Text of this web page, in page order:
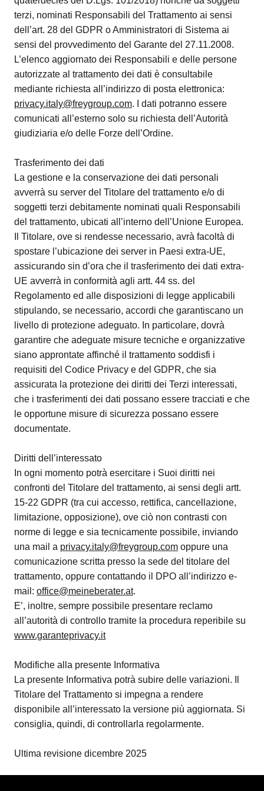
terzi, nominati Responsabili del Trattamento ai sensi
dell’art. 28 del GDPR o Amministratori di Sistema ai
sensi del provvedimento del Garante del 27.11.2008.
L’elenco aggiornato dei Responsabili e delle persone
autorizzate al trattamento dei dati è consultabile
mediante richiesta all’indirizzo di posta elettronica:
privacy.italy@freygroup.com. I dati potranno essere
comunicati all’esterno solo su richiesta dell’Autorità
giudiziaria e/o delle Forze dell’Ordine.
Trasferimento dei dati
La gestione e la conservazione dei dati personali
avverrà su server del Titolare del trattamento e/o di
soggetti terzi debitamente nominati quali Responsabili
del trattamento, ubicati all’interno dell’Unione Europea.
Il Titolare, ove si rendesse necessario, avrà facoltà di
spostare l’ubicazione dei server in Paesi extra-UE,
assicurando sin d’ora che il trasferimento dei dati extra-
UE avverrà in conformità agli artt. 44 ss. del
Regolamento ed alle disposizioni di legge applicabili
stipulando, se necessario, accordi che garantiscano un
livello di protezione adeguato. In particolare, dovrà
garantire che adeguate misure tecniche e organizzative
siano approntate affinché il trattamento soddisfi i
requisiti del Codice Privacy e del GDPR, che sia
assicurata la protezione dei diritti dei Terzi interessati,
che i trasferimenti dei dati possano essere tracciati e che
le opportune misure di sicurezza possano essere
documentate.
Diritti dell’interessato
In ogni momento potrà esercitare i Suoi diritti nei
confronti del Titolare del trattamento, ai sensi degli artt.
15-22 GDPR (tra cui accesso, rettifica, cancellazione,
limitazione, opposizione), ove ciò non contrasti con
norme di legge e sia tecnicamente possibile, inviando
una mail a privacy.italy@freygroup.com oppure una
comunicazione scritta presso la sede del titolare del
trattamento, oppure contattando il DPO all’indirizzo e-
mail: office@meineberater.at.
E’, inoltre, sempre possibile presentare reclamo
all’autorità di controllo tramite la procedura reperibile su
www.garanteprivacy.it
Modifiche alla presente Informativa
La presente Informativa potrà subire delle variazioni. Il
Titolare del Trattamento si impegna a rendere
disponibile all’interessato la versione più aggiornata. Si
consiglia, quindi, di controllarla regolarmente.
Ultima revisione dicembre 2025